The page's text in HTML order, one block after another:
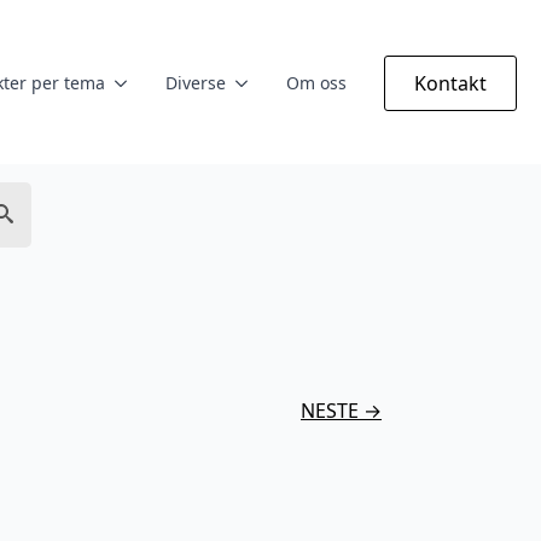
per tema Diverse Om oss Kontakt
NESTE →